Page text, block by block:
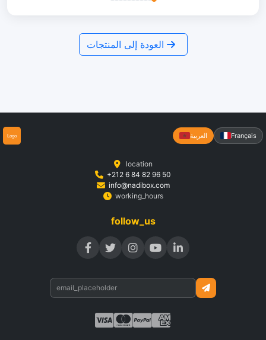
العودة إلى المنتجات
العربية Français
location
+212 6 84 82 96 50
info@nadibox.com
working_hours
follow_us